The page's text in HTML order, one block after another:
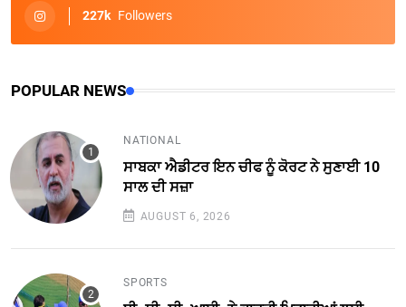
227k Followers
POPULAR NEWS
NATIONAL
ਸਾਬਕਾ ਐਡੀਟਰ ਇਨ ਚੀਫ ਨੂੰ ਕੋਰਟ ਨੇ ਸੁਣਾਈ 10
ਸਾਲ ਦੀ ਸਜ਼ਾ
AUGUST 6, 2026
SPORTS